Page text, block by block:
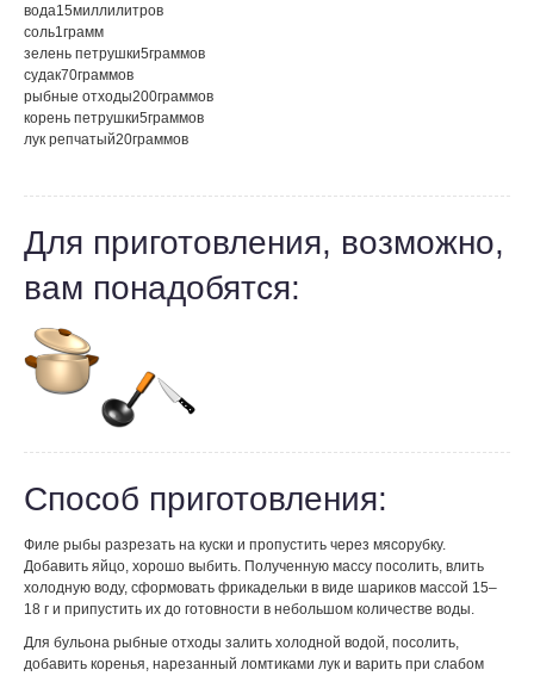
вода15миллилитров
соль1грамм
зелень петрушки5граммов
судак70граммов
рыбные отходы200граммов
корень петрушки5граммов
лук репчатый20граммов
Для приготовления, возможно,
вам понадобятся:
Способ приготовления:
Филе рыбы разрезать на куски и пропустить через мясорубку.
Добавить яйцо, хорошо выбить. Полученную массу посолить, влить
холодную воду, сформовать фрикадельки в виде шариков массой 15–
18 г и припустить их до готовности в небольшом количестве воды.
Для бульона рыбные отходы залить холодной водой, посолить,
добавить коренья, нарезанный ломтиками лук и варить при слабом